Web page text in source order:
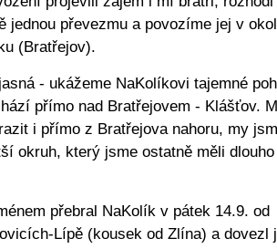
jednou převezmu a povozíme jej v
(Bratřejov).
- ukážeme NaKolíkovi tajemné
přímo nad Bratřejovem - Klášťov.
i přímo z Bratřejova nahoru, my
okruh, který jsme ostatně měli
přebral NaKolík v pátek 14.9. od
Lípě (kousek od Zlína) a dovezl